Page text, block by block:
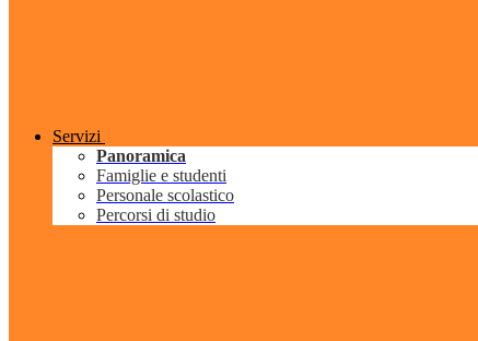
Servizi
Panoramica
Famiglie e studenti
Personale scolastico
Percorsi di studio